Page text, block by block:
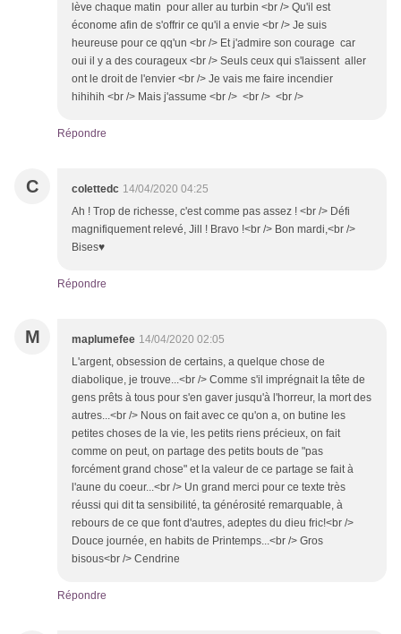
lève chaque matin pour aller au turbin <br /> Qu'il est
économe afin de s'offrir ce qu'il a envie <br /> Je suis
heureuse pour ce qq'un <br /> Et j'admire son courage car
oui il y a des courageux <br /> Seuls ceux qui s'laissent aller
ont le droit de l'envier <br /> Je vais me faire incendier
hihihih <br /> Mais j'assume <br /> <br /> <br />
Répondre
C colettedc 14/04/2020 04:25
Ah ! Trop de richesse, c'est comme pas assez ! <br /> Défi
magnifiquement relevé, Jill ! Bravo !<br /> Bon mardi,<br />
Bises♥
Répondre
M maplumefee 14/04/2020 02:05
L'argent, obsession de certains, a quelque chose de
diabolique, je trouve...<br /> Comme s'il imprégnait la tête de
gens prêts à tous pour s'en gaver jusqu'à l'horreur, la mort des
autres...<br /> Nous on fait avec ce qu'on a, on butine les
petites choses de la vie, les petits riens précieux, on fait
comme on peut, on partage des petits bouts de "pas
forcément grand chose" et la valeur de ce partage se fait à
l'aune du coeur...<br /> Un grand merci pour ce texte très
réussi qui dit ta sensibilité, ta générosité remarquable, à
rebours de ce que font d'autres, adeptes du dieu fric!<br />
Douce journée, en habits de Printemps...<br /> Gros
bisous<br /> Cendrine
Répondre